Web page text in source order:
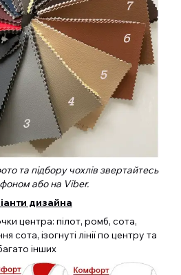
та підбору чохлів звертайтесь
або на Viber.
дизайна
центра: пілот, ромб, сота,
сота, ізогнуті лінії по центру та
інших